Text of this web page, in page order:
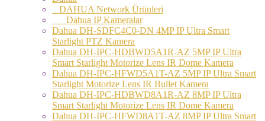
DAHUA Network Ürünleri
Dahua IP Kameralar
Dahua DH-SDFC4C0-DN 4MP IP Ultra Smart
Starlight PTZ Kamera
Dahua DH-IPC-HDBWD5A1R-AZ 5MP IP Ultra
Smart Starlight Motorize Lens IR Dome Kamera
Dahua DH-IPC-HFWD5A1T-AZ 5MP IP Ultra Smart
Starlight Motorize Lens IR Bullet Kamera
Dahua DH-IPC-HDBWD8A1R-AZ 8MP IP Ultra
Smart Starlight Motorize Lens IR Dome Kamera
Dahua DH-IPC-HFWD8A1T-AZ 8MP IP Ultra Smart